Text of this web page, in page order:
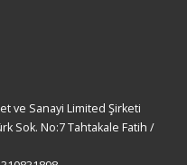
ve Sanayi Limited Şirketi
Sok. No:7 Tahtakale Fatih /